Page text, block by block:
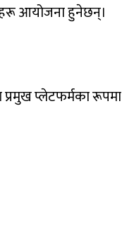
आयोजना हुनेछन्।
प्रमुख प्लेटफर्मका रूपमा